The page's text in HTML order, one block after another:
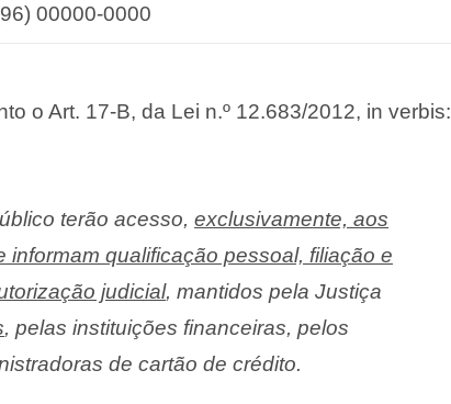
00000-0000
o Art. 17-B, da Lei n.º 12.683/2012, in verbis:
terão acesso, exclusivamente, aos
qualificação pessoal, filiação e
judicial, mantidos pela Justiça
, pelas instituições financeiras, pelos
de cartão de crédito.